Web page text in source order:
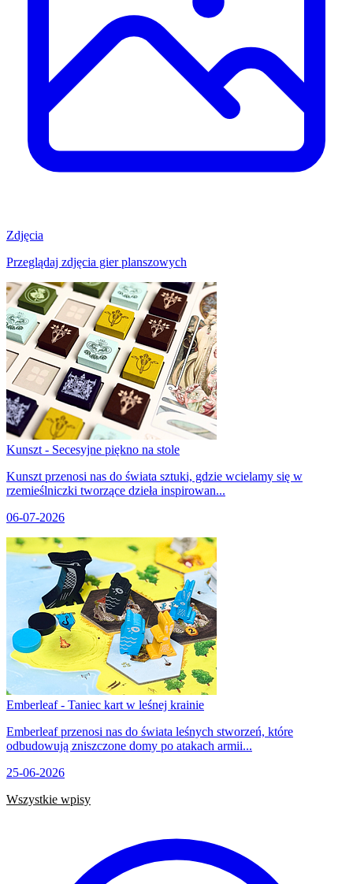
Zdjęcia
Przeglądaj zdjęcia gier planszowych
Kunszt - Secesyjne piękno na stole
Kunszt przenosi nas do świata sztuki, gdzie wcielamy się w
rzemieślniczki tworzące dzieła inspirowan...
06-07-2026
Emberleaf - Taniec kart w leśnej krainie
Emberleaf przenosi nas do świata leśnych stworzeń, które
odbudowują zniszczone domy po atakach armii...
25-06-2026
Wszystkie wpisy